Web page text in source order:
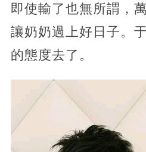
即使輸了也無所謂，
讓奶奶過上好日子。
的態度去了。